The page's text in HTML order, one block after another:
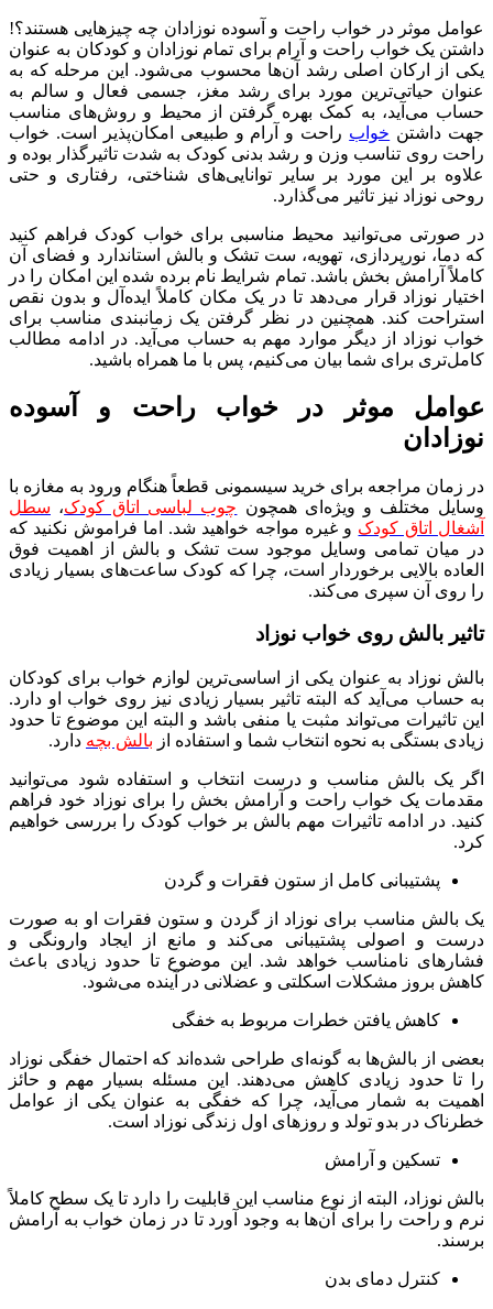
عوامل موثر در خواب راحت و آسوده نوزادان چه چیزهایی هستند؟!
داشتن یک خواب راحت و آرام برای تمام نوزادان و کودکان به عنوان
یکی از ارکان اصلی رشد آن‌ها محسوب می‌شود. این مرحله که به
عنوان حیاتی‌ترین مورد برای رشد مغز، جسمی فعال و سالم به
حساب می‌آید، به کمک بهره گرفتن از محیط و روش‌های مناسب
جهت داشتن خواب راحت و آرام و طبیعی امکان‌پذیر است. خواب
راحت روی تناسب وزن و رشد بدنی کودک به شدت تاثیرگذار بوده و
علاوه بر این مورد بر سایر توانایی‌های شناختی، رفتاری و حتی
روحی نوزاد نیز تاثیر می‌گذارد.
در صورتی می‌توانید محیط مناسبی برای خواب کودک فراهم کنید
که دما، نورپردازی، تهویه، ست تشک و بالش استاندارد و فضای آن
کاملاً آرامش بخش باشد. تمام شرایط نام برده شده این امکان را در
اختیار نوزاد قرار می‌دهد تا در یک مکان کاملاً ایده‌آل و بدون نقص
استراحت کند. همچنین در نظر گرفتن یک زمانبندی مناسب برای
خواب نوزاد از دیگر موارد مهم به حساب می‌آید. در ادامه مطالب
کامل‌تری برای شما بیان می‌کنیم، پس با ما همراه باشید.
عوامل موثر در خواب راحت و آسوده
نوزادان
در زمان مراجعه برای خرید سیسمونی قطعاً هنگام ورود به مغازه با
وسایل مختلف و ویژه‌ای همچون چوب لباسی اتاق کودک، سطل
آشغال اتاق کودک و غیره مواجه خواهید شد. اما فراموش نکنید که
در میان تمامی وسایل موجود ست تشک و بالش از اهمیت فوق
العاده بالایی برخوردار است، چرا که کودک ساعت‌های بسیار زیادی
را روی آن سپری می‌کند.
تاثیر بالش روی خواب نوزاد
بالش نوزاد به عنوان یکی از اساسی‌ترین لوازم خواب برای کودکان
به حساب می‌آید که البته تاثیر بسیار زیادی نیز روی خواب او دارد.
این تاثیرات می‌تواند مثبت یا منفی باشد و البته این موضوع تا حدود
زیادی بستگی به نحوه انتخاب شما و استفاده از بالش بچه دارد.
اگر یک بالش مناسب و درست انتخاب و استفاده شود می‌توانید
مقدمات یک خواب راحت و آرامش بخش را برای نوزاد خود فراهم
کنید. در ادامه تاثیرات مهم بالش بر خواب کودک را بررسی خواهیم
کرد.
پشتیبانی کامل از ستون فقرات و گردن
یک بالش مناسب برای نوزاد از گردن و ستون فقرات او به صورت
درست و اصولی پشتیبانی می‌کند و مانع از ایجاد وارونگی و
فشارهای نامناسب خواهد شد. این موضوع تا حدود زیادی باعث
کاهش بروز مشکلات اسکلتی و عضلانی در آینده می‌شود.
کاهش یافتن خطرات مربوط به خفگی
بعضی از بالش‌ها به گونه‌ای طراحی شده‌اند که احتمال خفگی نوزاد
را تا حدود زیادی کاهش می‌دهند. این مسئله بسیار مهم و حائز
اهمیت به شمار می‌آید، چرا که خفگی به عنوان یکی از عوامل
خطرناک در بدو تولد و روزهای اول زندگی نوزاد است.
تسکین و آرامش
بالش نوزاد، البته از نوع مناسب این قابلیت را دارد تا یک سطح کاملاً
نرم و راحت را برای آن‌ها به وجود آورد تا در زمان خواب به آرامش
برسند.
کنترل دمای بدن